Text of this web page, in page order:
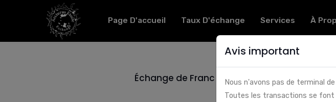
Page D'accueil Taux D'échange Services À
Échange de Franc CFA d'Afrique centrale
Avis important
Nous n'avons pas de terminal
Toutes les transactions se font